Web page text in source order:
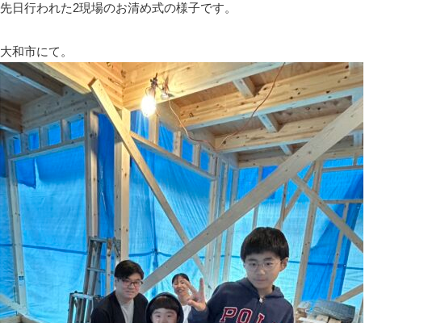
先日行われた2現場のお清め式の様子です。
大和市にて。